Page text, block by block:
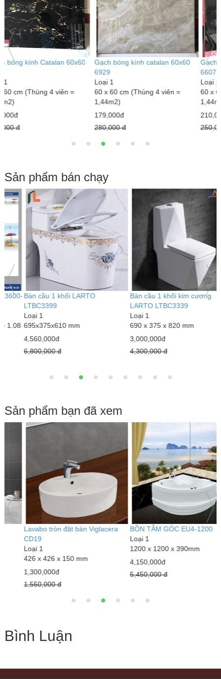
Gạch bóng kính catalan 60x60
Loại 1
60 x 60 cm (Thùng 4 viên =
1,44m2)
179,000đ
280,000 đ
Gạch bóng kính catalan 60x60
Loại 1
60 x 60 cm (Thùng 4 viên =
1,44m2)
210,000đ
250,000 đ
Sản phẩm bán chạy
Bàn cầu 1 khối kim cương
LARTO LTBC3339
690 x 375 x 820 mm
3,000,000đ
4,300,000 đ
Bàn cầu 1 khối LARTO
LTBC3389
770 x 500 x 680 mm
5,020,000đ
7,890,000 đ
Sản phẩm bạn đã xem
BỒN TẮM GÓC EU4-1200
1200 x 1200 x 390mm
4,150,000đ
5,450,000 đ
Gương Led cảm ứng cao cấp
GD-7370
50 x70 cm
1,200,000đ
Bình Luận